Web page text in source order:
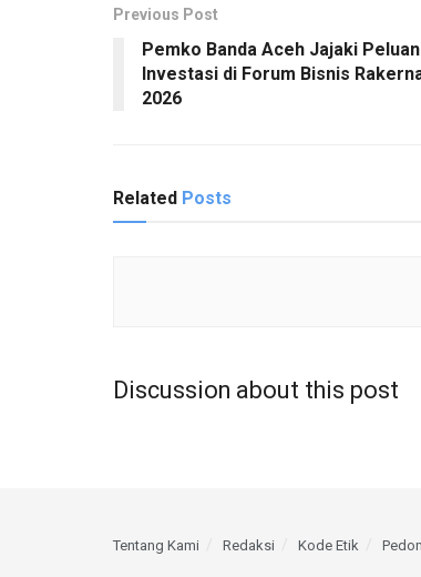
Previous Post
Pemko Banda Aceh Jajaki
Investasi di Forum Bisnis
2026
Related Posts
Discussion about this post
Tentang Kami Redaksi Kode Etik